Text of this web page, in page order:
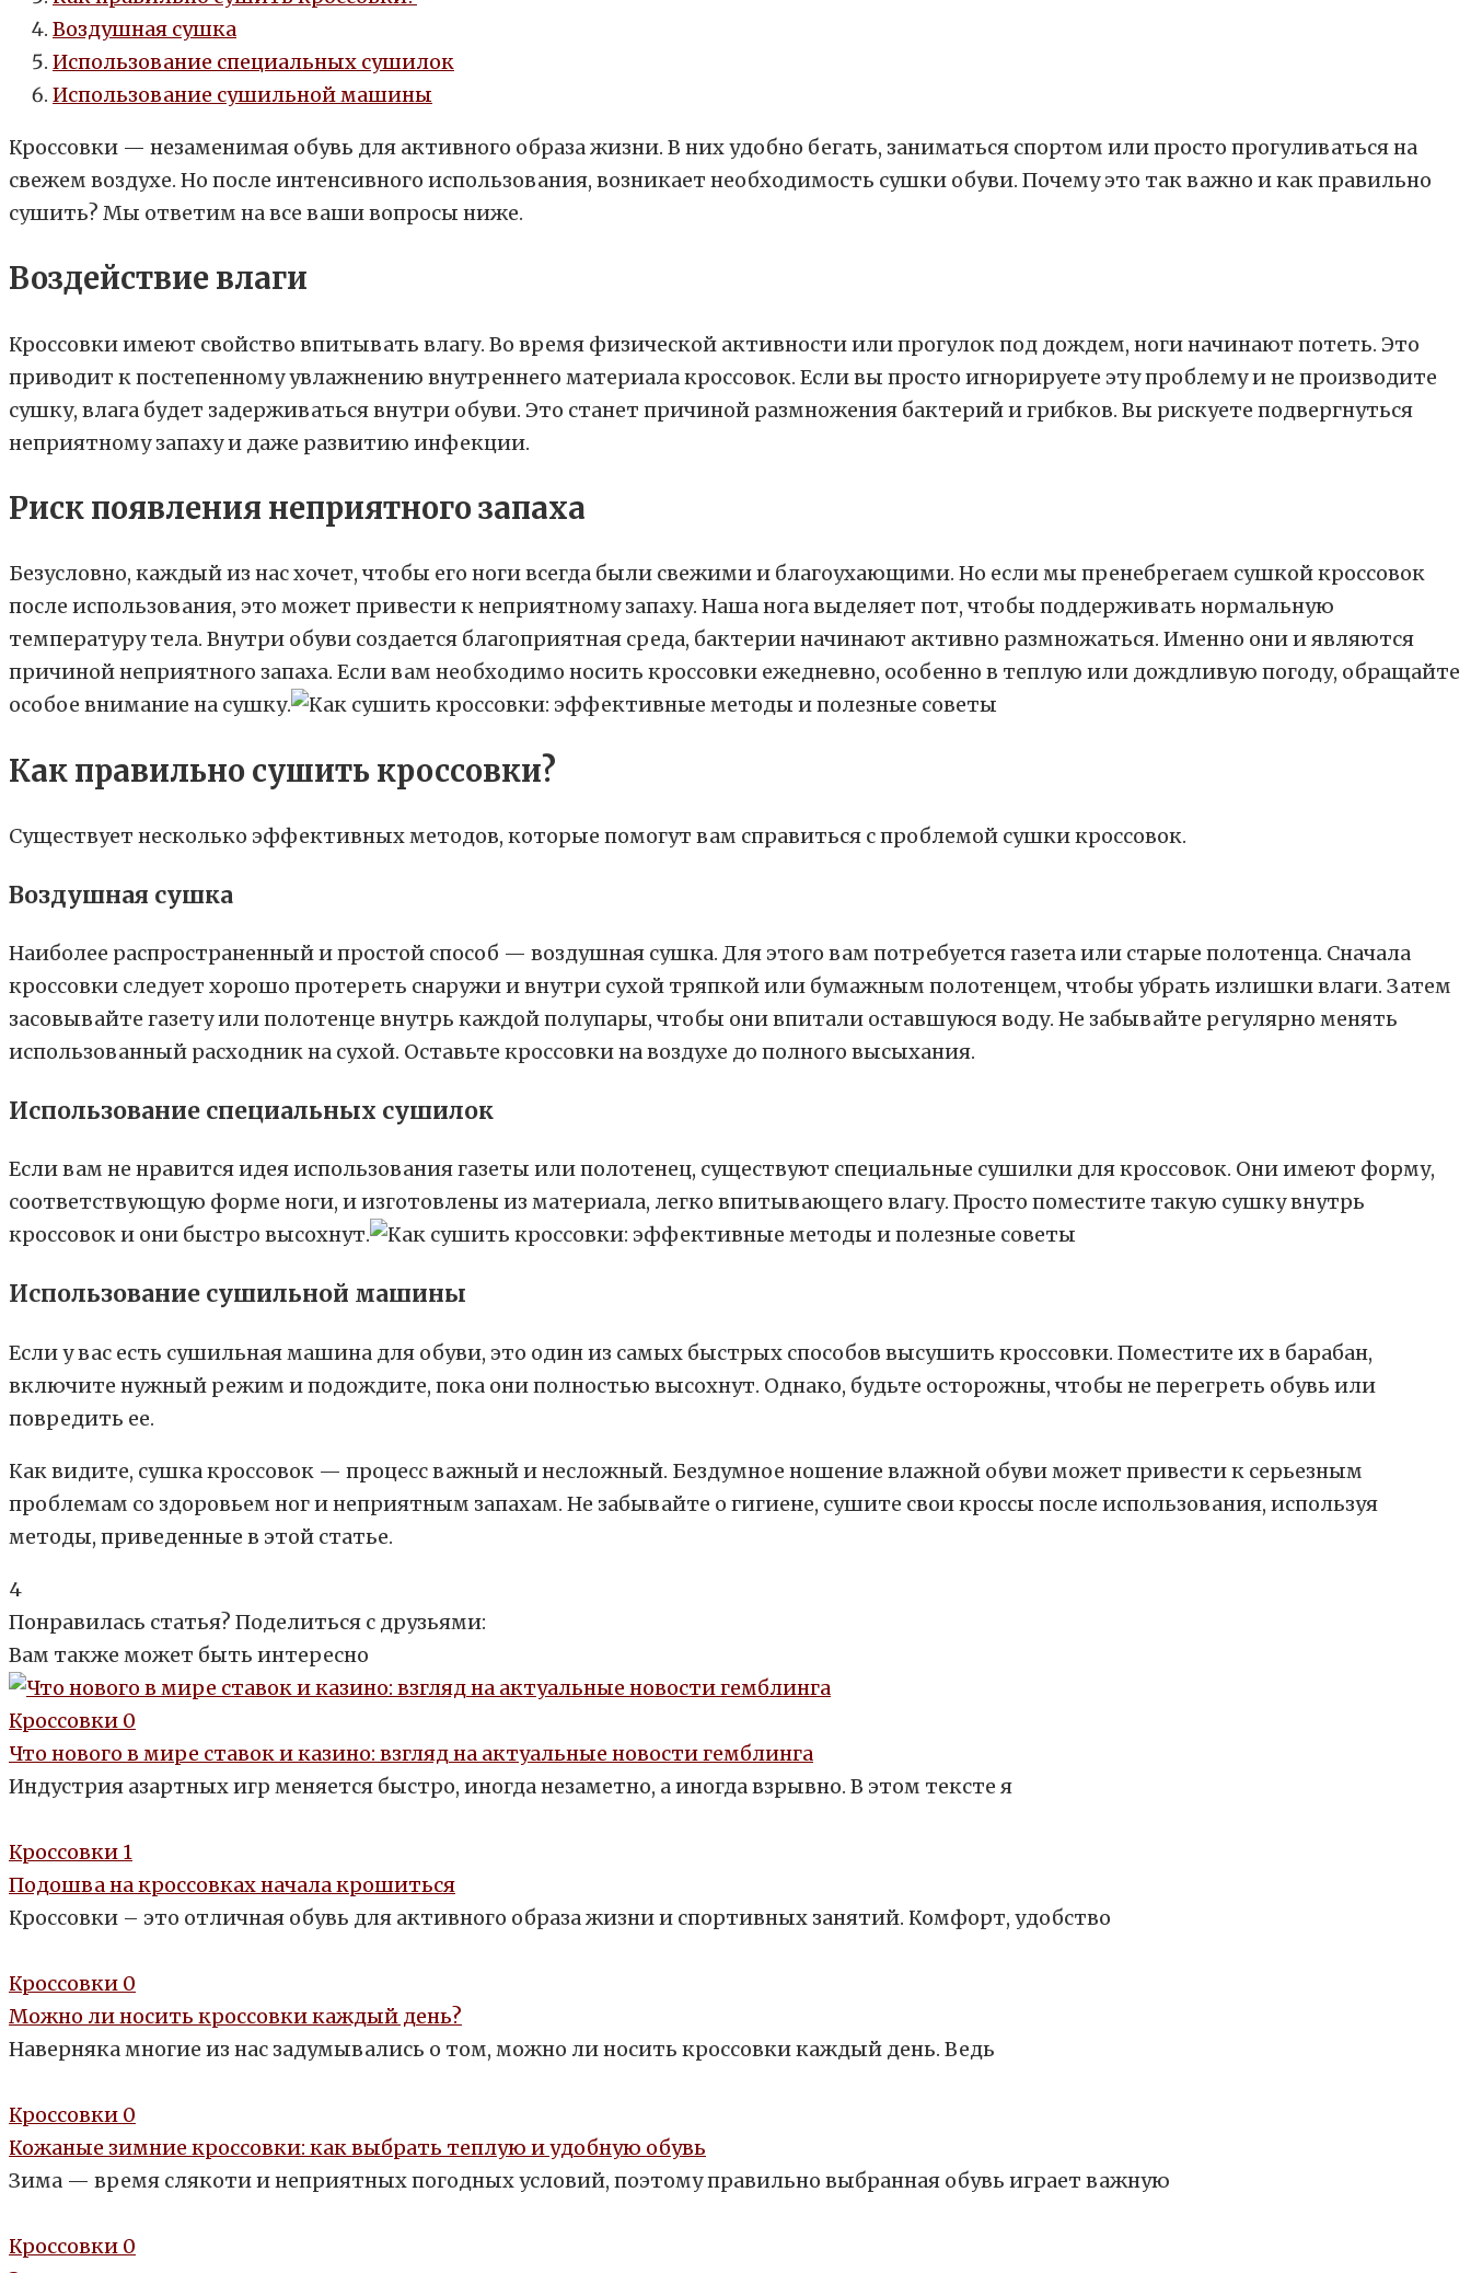
Воздушная сушка
Использование специальных сушилок
Использование сушильной машины
Кроссовки — незаменимая обувь для активного образа жизни. В них удобно бегать, заниматься спортом или просто прогуливаться на
свежем воздухе. Но после интенсивного использования, возникает необходимость сушки обуви. Почему это так важно и как правильно
сушить? Мы ответим на все ваши вопросы ниже.
Воздействие влаги
Кроссовки имеют свойство впитывать влагу. Во время физической активности или прогулок под дождем, ноги начинают потеть. Это
приводит к постепенному увлажнению внутреннего материала кроссовок. Если вы просто игнорируете эту проблему и не производите
сушку, влага будет задерживаться внутри обуви. Это станет причиной размножения бактерий и грибков. Вы рискуете подвергнуться
неприятному запаху и даже развитию инфекции.
Риск появления неприятного запаха
Безусловно, каждый из нас хочет, чтобы его ноги всегда были свежими и благоухающими. Но если мы пренебрегаем сушкой кроссовок
после использования, это может привести к неприятному запаху. Наша нога выделяет пот, чтобы поддерживать нормальную
температуру тела. Внутри обуви создается благоприятная среда, бактерии начинают активно размножаться. Именно они и являются
причиной неприятного запаха. Если вам необходимо носить кроссовки ежедневно, особенно в теплую или дождливую погоду, обращайте
особое внимание на сушку.
Как правильно сушить кроссовки?
Существует несколько эффективных методов, которые помогут вам справиться с проблемой сушки кроссовок.
Воздушная сушка
Наиболее распространенный и простой способ — воздушная сушка. Для этого вам потребуется газета или старые полотенца. Сначала
кроссовки следует хорошо протереть снаружи и внутри сухой тряпкой или бумажным полотенцем, чтобы убрать излишки влаги. Затем
засовывайте газету или полотенце внутрь каждой полупары, чтобы они впитали оставшуюся воду. Не забывайте регулярно менять
использованный расходник на сухой. Оставьте кроссовки на воздухе до полного высыхания.
Использование специальных сушилок
Если вам не нравится идея использования газеты или полотенец, существуют специальные сушилки для кроссовок. Они имеют форму,
соответствующую форме ноги, и изготовлены из материала, легко впитывающего влагу. Просто поместите такую сушку внутрь
кроссовок и они быстро высохнут.
Использование сушильной машины
Если у вас есть сушильная машина для обуви, это один из самых быстрых способов высушить кроссовки. Поместите их в барабан,
включите нужный режим и подождите, пока они полностью высохнут. Однако, будьте осторожны, чтобы не перегреть обувь или
повредить ее.
Как видите, сушка кроссовок — процесс важный и несложный. Бездумное ношение влажной обуви может привести к серьезным
проблемам со здоровьем ног и неприятным запахам. Не забывайте о гигиене, сушите свои кроссы после использования, используя
методы, приведенные в этой статье.
4
Понравилась статья? Поделиться с друзьями:
Вам также может быть интересно
Кроссовки 0
Что нового в мире ставок и казино: взгляд на актуальные новости гемблинга
Индустрия азартных игр меняется быстро, иногда незаметно, а иногда взрывно. В этом тексте я
Кроссовки 1
Подошва на кроссовках начала крошиться
Кроссовки – это отличная обувь для активного образа жизни и спортивных занятий. Комфорт, удобство
Кроссовки 0
Можно ли носить кроссовки каждый день?
Наверняка многие из нас задумывались о том, можно ли носить кроссовки каждый день. Ведь
Кроссовки 0
Кожаные зимние кроссовки: как выбрать теплую и удобную обувь
Зима — время слякоти и неприятных погодных условий, поэтому правильно выбранная обувь играет важную
Кроссовки 0